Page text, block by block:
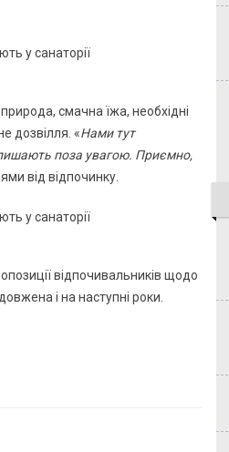
природа, смачна їжа, необхідні
дозвілля. «Нами тут
поза увагою. Приємно,
від відпочинку.
відпочивальників щодо
і на наступні роки.